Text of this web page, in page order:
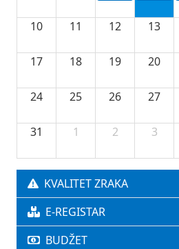
10 11 12 13
17 18 19 20
24 25 26 27
31 1 2 3
KVALITET ZRAKA
E-REGISTAR
BUDŽET